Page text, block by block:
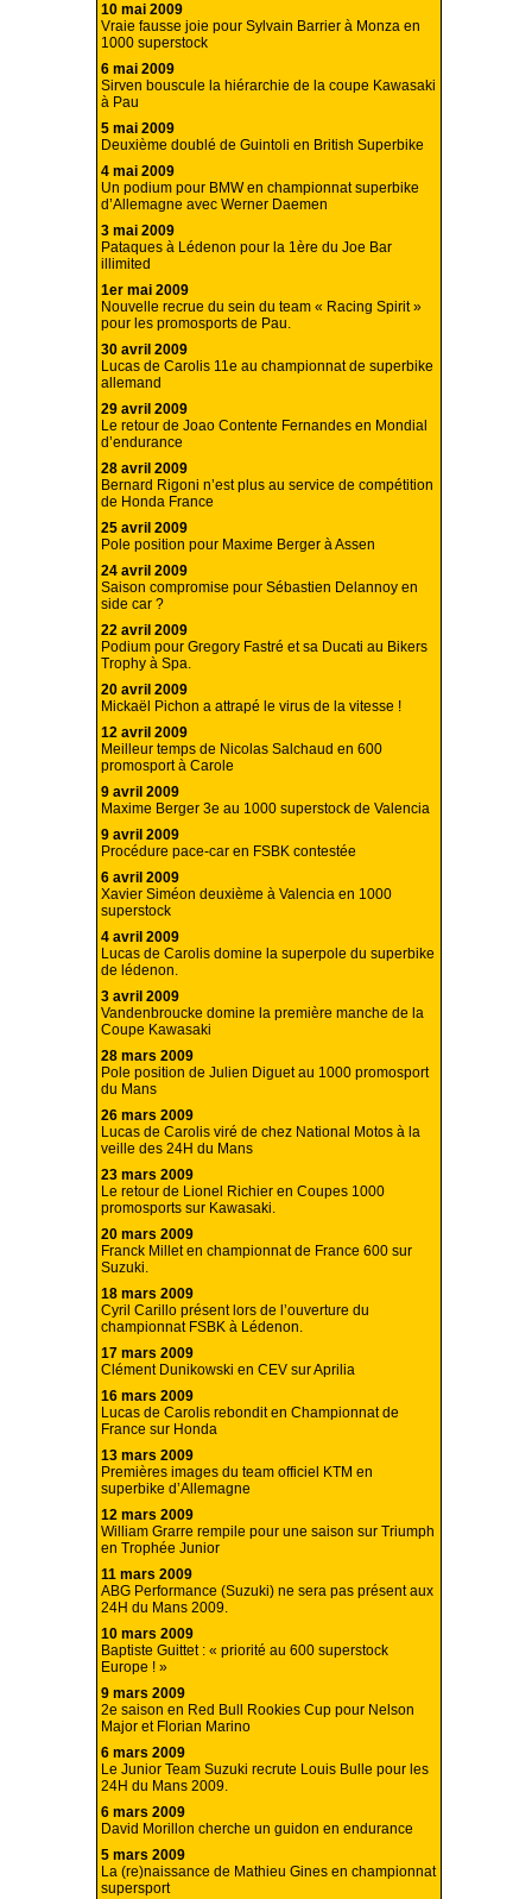
10 mai 2009
Vraie fausse joie pour Sylvain Barrier à Monza en
1000 superstock
6 mai 2009
Sirven bouscule la hiérarchie de la coupe Kawasaki
à Pau
5 mai 2009
Deuxième doublé de Guintoli en British Superbike
4 mai 2009
Un podium pour BMW en championnat superbike
d’Allemagne avec Werner Daemen
3 mai 2009
Pataques à Lédenon pour la 1ère du Joe Bar
illimited
1er mai 2009
Nouvelle recrue du sein du team « Racing Spirit »
pour les promosports de Pau.
30 avril 2009
Lucas de Carolis 11e au championnat de superbike
allemand
29 avril 2009
Le retour de Joao Contente Fernandes en Mondial
d’endurance
28 avril 2009
Bernard Rigoni n’est plus au service de compétition
de Honda France
25 avril 2009
Pole position pour Maxime Berger à Assen
24 avril 2009
Saison compromise pour Sébastien Delannoy en
side car ?
22 avril 2009
Podium pour Gregory Fastré et sa Ducati au Bikers
Trophy à Spa.
20 avril 2009
Mickaël Pichon a attrapé le virus de la vitesse !
12 avril 2009
Meilleur temps de Nicolas Salchaud en 600
promosport à Carole
9 avril 2009
Maxime Berger 3e au 1000 superstock de Valencia
9 avril 2009
Procédure pace-car en FSBK contestée
6 avril 2009
Xavier Siméon deuxième à Valencia en 1000
superstock
4 avril 2009
Lucas de Carolis domine la superpole du superbike
de lédenon.
3 avril 2009
Vandenbroucke domine la première manche de la
Coupe Kawasaki
28 mars 2009
Pole position de Julien Diguet au 1000 promosport
du Mans
26 mars 2009
Lucas de Carolis viré de chez National Motos à la
veille des 24H du Mans
23 mars 2009
Le retour de Lionel Richier en Coupes 1000
promosports sur Kawasaki.
20 mars 2009
Franck Millet en championnat de France 600 sur
Suzuki.
18 mars 2009
Cyril Carillo présent lors de l’ouverture du
championnat FSBK à Lédenon.
17 mars 2009
Clément Dunikowski en CEV sur Aprilia
16 mars 2009
Lucas de Carolis rebondit en Championnat de
France sur Honda
13 mars 2009
Premières images du team officiel KTM en
superbike d’Allemagne
12 mars 2009
William Grarre rempile pour une saison sur Triumph
en Trophée Junior
11 mars 2009
ABG Performance (Suzuki) ne sera pas présent aux
24H du Mans 2009.
10 mars 2009
Baptiste Guittet : « priorité au 600 superstock
Europe ! »
9 mars 2009
2e saison en Red Bull Rookies Cup pour Nelson
Major et Florian Marino
6 mars 2009
Le Junior Team Suzuki recrute Louis Bulle pour les
24H du Mans 2009.
6 mars 2009
David Morillon cherche un guidon en endurance
5 mars 2009
La (re)naissance de Mathieu Gines en championnat
supersport